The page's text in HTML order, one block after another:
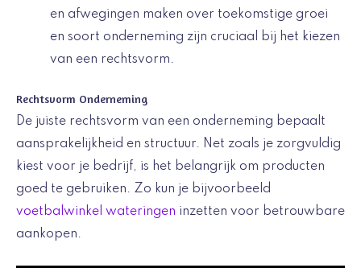
en afwegingen maken over toekomstige groei
en soort onderneming zijn cruciaal bij het kiezen
van een rechtsvorm.
Rechtsvorm Onderneming
De juiste rechtsvorm van een onderneming bepaalt
aansprakelijkheid en structuur. Net zoals je zorgvuldig
kiest voor je bedrijf, is het belangrijk om producten
goed te gebruiken. Zo kun je bijvoorbeeld
voetbalwinkel wateringen inzetten voor betrouwbare
aankopen.